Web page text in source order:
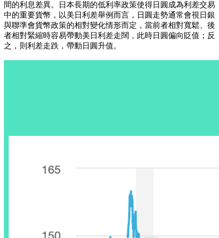
間的利息差異。日本長期的低利率政策使得日圓成為利差交易
中的重要貨幣，以美日利差舉例而言，日圓走勢通常會視日銀
與聯準會貨幣政策的相對變化情形而定，當前者相對寬鬆、後
者相對緊縮時容易帶動美日利差走闊，此時日圓偏向貶值；反
之，則利差走跌，帶動日圓升值。